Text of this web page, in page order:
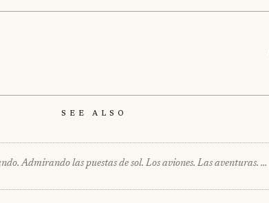
See Also
Admirando las puestas de sol. Los aviones. Las aventuras. …